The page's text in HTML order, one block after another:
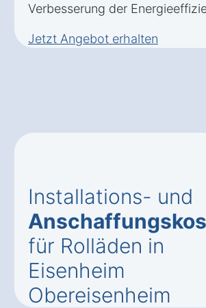
Verbesserung der
Jetzt Angebot erhalten
Installations- und
für Rolläden in
Eisenheim
Obereisenheim